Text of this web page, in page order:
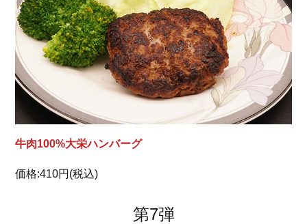
牛肉100%大栄ハンバーグ
価格:410円(税込)
第7弾